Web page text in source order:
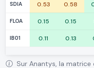
SDIA 0.53 0.58
FLOA 0.15 0.15
IB01 0.11 0.13
Sur Anantys, la